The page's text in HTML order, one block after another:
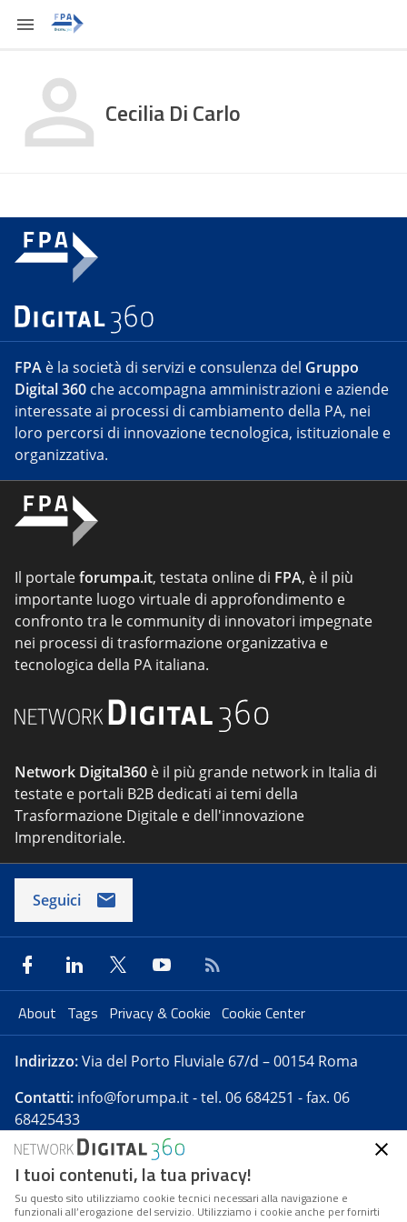
Cecilia Di Carlo
FPA è la società di servizi e consulenza del Gruppo
Digital 360 che accompagna amministrazioni e aziende
interessate ai processi di cambiamento della PA, nei
loro percorsi di innovazione tecnologica, istituzionale e
organizzativa.
Il portaleforumpa.it, testata online di FPA, è il più
importante luogo virtuale di approfondimento e
confronto tra le community di innovatori impegnate
nei processi di trasformazione organizzativa e
tecnologica della PA italiana.
Network Digital360 è il più grande network in Italia di
testate e portali B2B dedicati ai temi della
Trasformazione Digitale e dell'innovazione
Imprenditoriale.
Seguici
About Tags Privacy & Cookie Cookie Center
Indirizzo:Via del Porto Fluviale 67/d – 00154 Roma
Contatti: info@forumpa.it- tel. 06 684251 - fax. 06
68425433
Forumpa.itè una pubblicazione telematica iscritta
presso Registro della stampa del Tribunale di Roma -
Reg. n. 182 del 2 maggio 2008 - Direttore resp. Michela
I tuoi contenuti, la tua privacy!
Su questo sito utilizziamo cookie tecnici necessari alla navigazione e
funzionali all’erogazione del servizio. Utilizziamo i cookie anche per fornirti